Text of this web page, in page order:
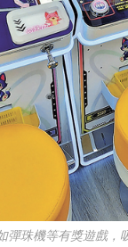
彈珠機等有獎遊戲，